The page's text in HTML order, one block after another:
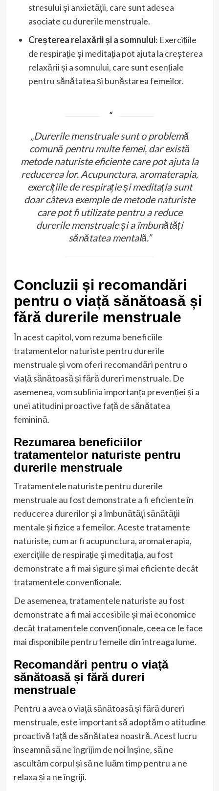
stresului și anxietății, care sunt adesea
asociate cu durerile menstruale.
Creșterea relaxării și a somnului: Exercițiile
de respirație și meditația pot ajuta la creșterea
relaxării și a somnului, care sunt esențiale
pentru sănătatea și bunăstarea femeilor.
„Durerile menstruale sunt o problemă
comună pentru multe femei, dar există
metode naturiste eficiente care pot ajuta la
reducerea lor. Acupunctura, aromaterapia,
exercițiile de respirație și meditația sunt
doar câteva exemple de metode naturiste
care pot fi utilizate pentru a reduce
durerile menstruale și a îmbunătăți
sănătatea mentală.”
Concluzii și recomandări
pentru o viață sănătoasă și
fără durerile menstruale
În acest capitol, vom rezuma beneficiile
tratamentelor naturiste pentru durerile
menstruale și vom oferi recomandări pentru o
viață sănătoasă și fără dureri menstruale. De
asemenea, vom sublinia importanța prevenției și a
unei atitudini proactive față de sănătatea
feminină.
Rezumarea beneficiilor
tratamentelor naturiste pentru
durerile menstruale
Tratamentele naturiste pentru durerile
menstruale au fost demonstrate a fi eficiente în
reducerea durerilor și a îmbunătăți sănătății
mentale și fizice a femeilor. Aceste tratamente
naturiste, cum ar fi acupunctura, aromaterapia,
exercițiile de respirație și meditația, au fost
demonstrate a fi mai sigure și mai eficiente decât
tratamentele convenționale.
De asemenea, tratamentele naturiste au fost
demonstrate a fi mai accesibile și mai economice
decât tratamentele convenționale, ceea ce le face
mai disponibile pentru femeile din întreaga lume.
Recomandări pentru o viață
sănătoasă și fără dureri
menstruale
Pentru a avea o viață sănătoasă și fără dureri
menstruale, este important să adoptăm o atitudine
proactivă față de sănătatea noastră. Acest lucru
înseamnă să ne îngrijim de noi înșine, să ne
ascultăm corpul și să ne luăm timp pentru a ne
relaxa și a ne îngriji.